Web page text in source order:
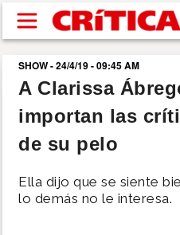
Pasar al contenido principal
buscar
SUCESOS
POLÍTICA
SHOW - 24/4/19 - 09:45 AM
A Clarissa
importan las
de su pelo
Ella dijo que se siente
lo demás no le interesa.